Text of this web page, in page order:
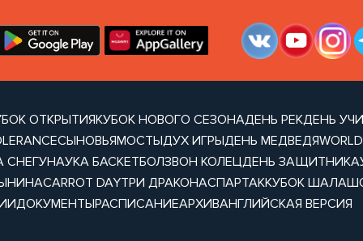
ОТКРЫТИЯКУБОК НОВОГО СЕЗОНАДЕНЬ РЕКДЕНЬ
СЫНОВЬЯМОСТЫДУХ ИГРЫДЕНЬ МЕДВЕДЯ
СНЕГУНАУКА БАСКЕТБОЛЗВОН КОЛЕЦДЕНЬ ЗАЩИТНИКА
CARROT DAYТРИ ДРАКОНАСПАРТАККУБОК
ДОКУМЕНТЫРАСПИСАНИЕАРХИВАНГЛИЙСКАЯ ВЕРСИЯ